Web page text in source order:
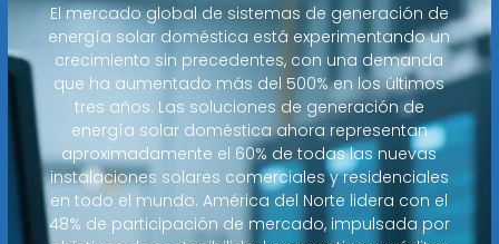
El mercado global de sistemas de generación de
energía solar doméstica está experimentando un
crecimiento sin precedentes, con una demanda
que ha aumentado más del 500% en los últimos
tres años. Las soluciones de generación de
energía solar doméstica ahora representan
aproximadamente el 60% de todas las nuevas
instalaciones solares comerciales y residenciales
en todo el mundo. América del Norte lidera con el
48% de participación de mercado, impulsada por